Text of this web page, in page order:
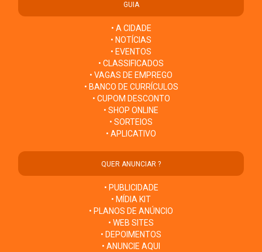
GUIA
• A CIDADE
• NOTÍCIAS
• EVENTOS
• CLASSIFICADOS
• VAGAS DE EMPREGO
• BANCO DE CURRÍCULOS
• CUPOM DESCONTO
• SHOP ONLINE
• SORTEIOS
• APLICATIVO
QUER ANUNCIAR ?
• PUBLICIDADE
• MÍDIA KIT
• PLANOS DE ANÚNCIO
• WEB SITES
• DEPOIMENTOS
• ANUNCIE AQUI